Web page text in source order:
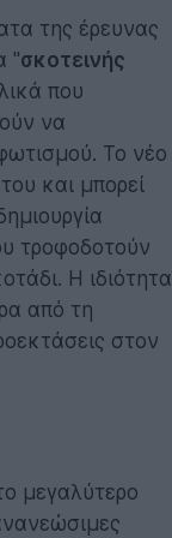
της έρευνας
"σκοτεινής
που
να
Το νέο
και μπορεί
τροφοδοτούν
Η ιδιότητα
από τη
στον
μεγαλύτερο